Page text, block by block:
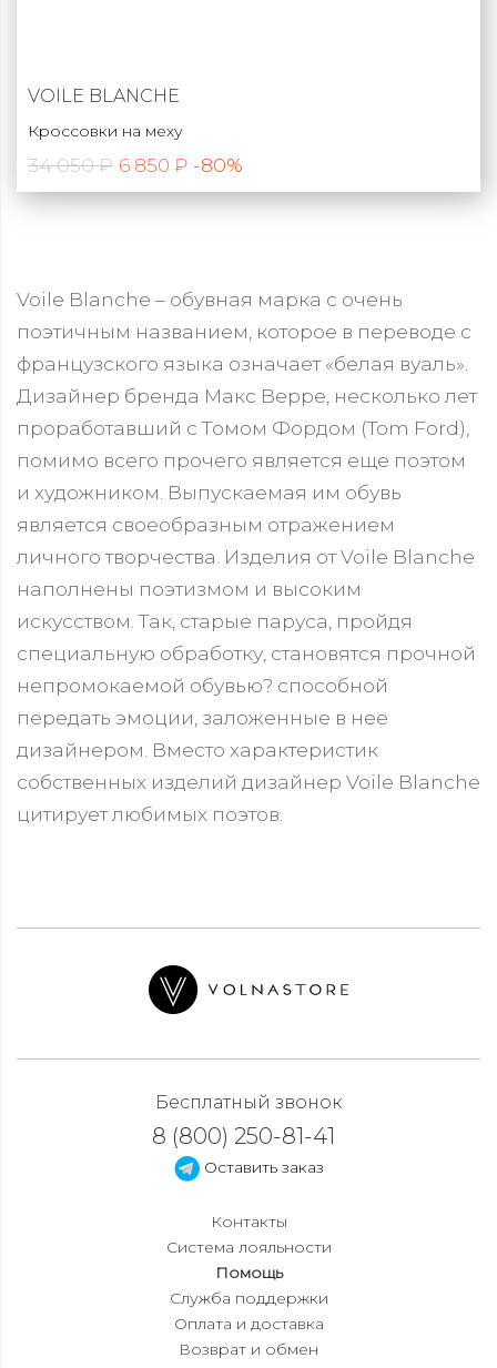
VOILE BLANCHE
Кроссовки на меху
34 050 ₽ 6 850 ₽ -80%
Voile Blanche – обувная марка с очень
поэтичным названием, которое в переводе с
французского языка означает «белая вуаль».
Дизайнер бренда Макс Верре, несколько лет
проработавший с Томом Фордом (Tom Ford),
помимо всего прочего является еще поэтом
и художником. Выпускаемая им обувь
является своеобразным отражением
личного творчества. Изделия от Voile Blanche
наполнены поэтизмом и высоким
искусством. Так, старые паруса, пройдя
специальную обработку, становятся прочной
непромокаемой обувью? способной
передать эмоции, заложенные в нее
дизайнером. Вместо характеристик
собственных изделий дизайнер Voile Blanche
цитирует любимых поэтов.
Бесплатный звонок
8 (800) 250-81-41
Оставить заказ
Контакты
Система лояльности
Помощь
Служба поддержки
Оплата и доставка
Возврат и обмен